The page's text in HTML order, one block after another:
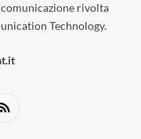
rivolta
Technology.
RSS